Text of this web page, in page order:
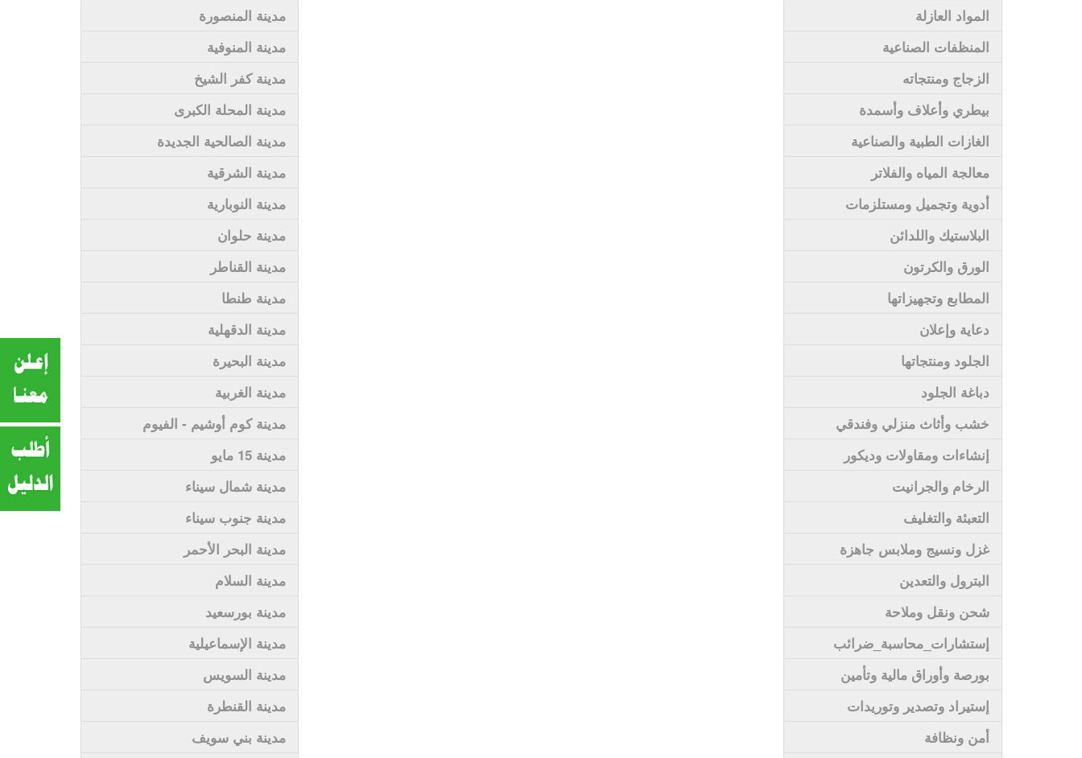
المواد العازلة
المنظفات الصناعية
الزجاج ومنتجاته
بيطري وأعلاف وأسمدة
الغازات الطبية والصناعية
معالجة المياه والفلاتر
أدوية وتجميل ومستلزمات
البلاستيك واللدائن
الورق والكرتون
المطابع وتجهيزاتها
دعاية وإعلان
الجلود ومنتجاتها
دباغة الجلود
خشب وأثاث منزلي وفندقي
إنشاءات ومقاولات وديكور
الرخام والجرانيت
التعبئة والتغليف
غزل ونسيج وملابس جاهزة
البترول والتعدين
شحن ونقل وملاحة
إستشارات_محاسبة_ضرائب
بورصة وأوراق مالية وتأمين
إستيراد وتصدير وتوريدات
أمن ونظافة
مدينة المنصورة
مدينة المنوفية
مدينة كفر الشيخ
مدينة المحلة الكبرى
مدينة الصالحية الجديدة
مدينة الشرقية
مدينة النوبارية
مدينة حلوان
مدينة القناطر
مدينة طنطا
مدينة الدقهلية
مدينة البحيرة
مدينة الغربية
مدينة كوم أوشيم - الفيوم
مدينة 15 مايو
مدينة شمال سيناء
مدينة جنوب سيناء
مدينة البحر الأحمر
مدينة السلام
مدينة بورسعيد
مدينة الإسماعيلية
مدينة السويس
مدينة القنطرة
مدينة بني سويف